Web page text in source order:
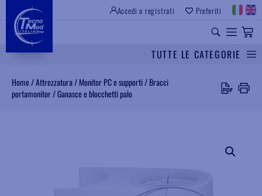
Accedi o registrati Preferiti
TUTTE LE CATEGORIE
Home/Attrezzatura/ Monitor PC e supporti/ Bracci
portamonitor/Ganasce e blocchetti palo